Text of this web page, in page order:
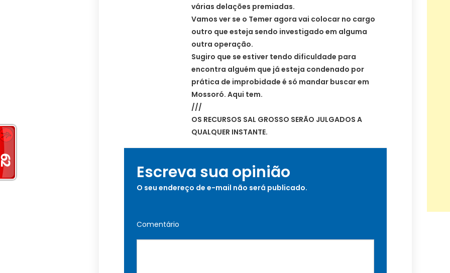
várias delações premiadas.
Vamos ver se o Temer agora vai colocar no cargo
outro que esteja sendo investigado em alguma
outra operação.
Sugiro que se estiver tendo dificuldade para
encontra alguém que já esteja condenado por
prática de improbidade é só mandar buscar em
Mossoró. Aqui tem.
///
OS RECURSOS SAL GROSSO SERÃO JULGADOS A
QUALQUER INSTANTE.
Escreva sua opinião
O seu endereço de e-mail não será publicado.
Comentário